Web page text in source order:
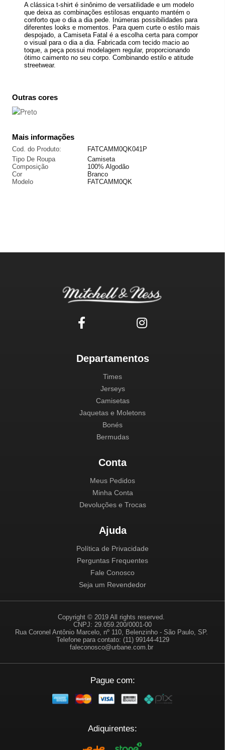
A clássica t-shirt é sinônimo de versatilidade e um modelo
que deixa as combinações estilosas enquanto mantém o
conforto que o dia a dia pede. Inúmeras possibilidades para
diferentes looks e momentos. Para quem curte o estilo mais
despojado, a Camiseta Fatal é a escolha certa para compor
o visual para o dia a dia. Fabricada com tecido macio ao
toque, a peça possui modelagem regular, proporcionando
ótimo caimento no seu corpo. Combinando estilo e atitude
streetwear.
Outras cores
Mais informações
Cod. do Produto:
FATCAMM0QK041P
Tipo De Roupa
Camiseta
Composição
100% Algodão
Cor
Branco
Modelo
FATCAMM0QK
Departamentos
Times
Jerseys
Camisetas
Jaquetas e Moletons
Bonés
Bermudas
Conta
Meus Pedidos
Minha Conta
Devoluções e Trocas
Ajuda
Política de Privacidade
Perguntas Frequentes
Fale Conosco
Seja um Revendedor
Copyright © 2019 All rights reserved.
CNPJ: 29.059.200/0001-00
Rua Coronel Antônio Marcelo, nº 110, Belenzinho - São Paulo, SP.
Telefone para contato: (11) 99144-4129
faleconosco@urbane.com.br
Pague com:
Adiquirentes: